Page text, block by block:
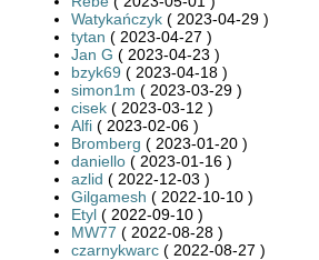
Watykańczyk ( 2023-04-29 )
tytan ( 2023-04-27 )
Jan G ( 2023-04-23 )
bzyk69 ( 2023-04-18 )
simon1m ( 2023-03-29 )
cisek ( 2023-03-12 )
Alfi ( 2023-02-06 )
Bromberg ( 2023-01-20 )
daniello ( 2023-01-16 )
azlid ( 2022-12-03 )
Gilgamesh ( 2022-10-10 )
Etyl ( 2022-09-10 )
MW77 ( 2022-08-28 )
czarnykwarc ( 2022-08-27 )